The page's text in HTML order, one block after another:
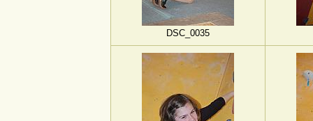
DSC_0035